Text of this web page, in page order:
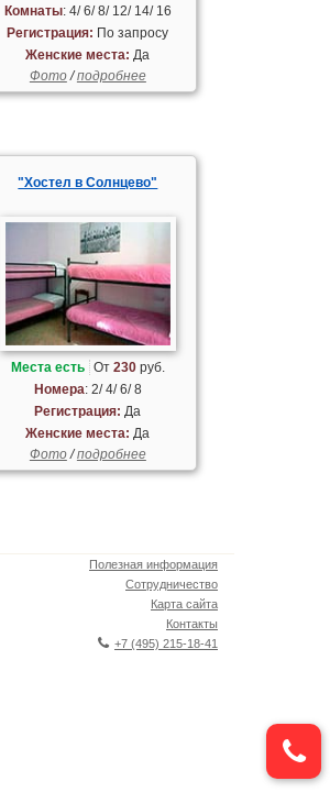
Комнаты: 4/ 6/ 8/ 12/ 14/ 16
Регистрация: По запросу
Женские места: Да
Фото/подробнее
"Хостел в Солнцево"
Места есть От 230руб.
Номера: 2/ 4/ 6/ 8
Регистрация: Да
Женские места: Да
Фото/подробнее
Полезная информация
Сотрудничество
Карта сайта
Контакты
+7 (495) 215-18-41